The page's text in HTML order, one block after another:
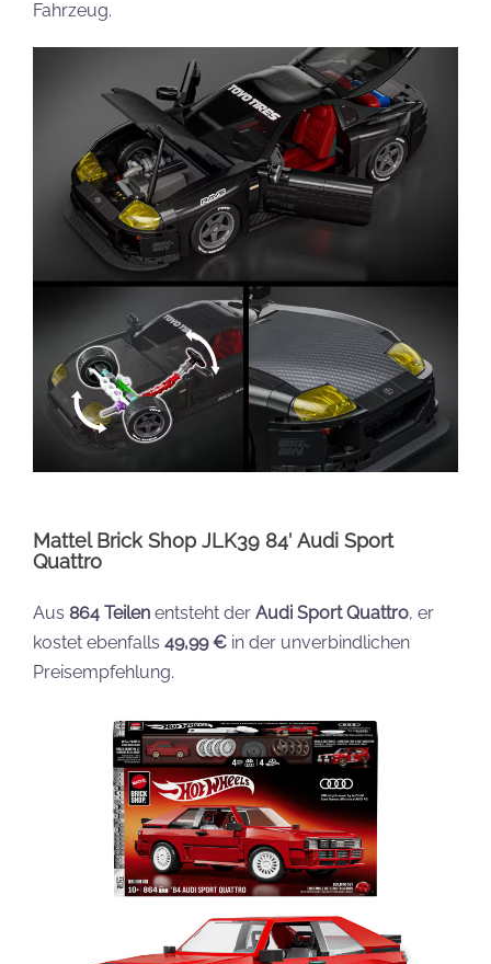
Fahrzeug.
Mattel Brick Shop JLK39 84′ Audi Sport
Quattro
Aus 864 Teilen entsteht der Audi Sport Quattro, er
kostet ebenfalls 49,99 € in der unverbindlichen
Preisempfehlung.